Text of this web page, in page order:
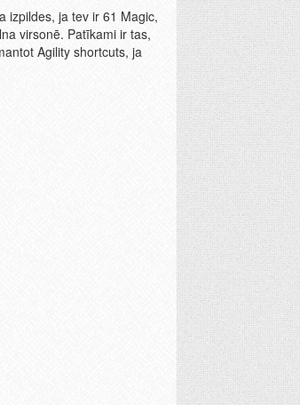
izpildes, ja tev ir 61 Magic,
virsonē. Patīkami ir tas,
Agility shortcuts, ja